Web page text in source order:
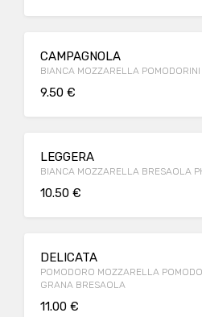
CAMPAGNOLA
BIANCA MOZZARELLA
9.50 €
LEGGERA
BIANCA MOZZARELLA BRESAOLA
10.50 €
DELICATA
POMODORO MOZZARELLA
GRANA BRESAOLA
11.00 €